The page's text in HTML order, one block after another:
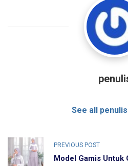
See all
PREVIOUS POST
Model Gamis Untuk